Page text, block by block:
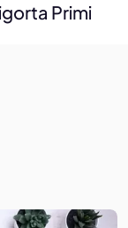
Primi